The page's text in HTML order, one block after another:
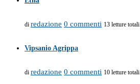
di redazione 0 commenti 13 letture totali
Vipsanio Agrippa
di redazione 0 commenti 10 letture totali